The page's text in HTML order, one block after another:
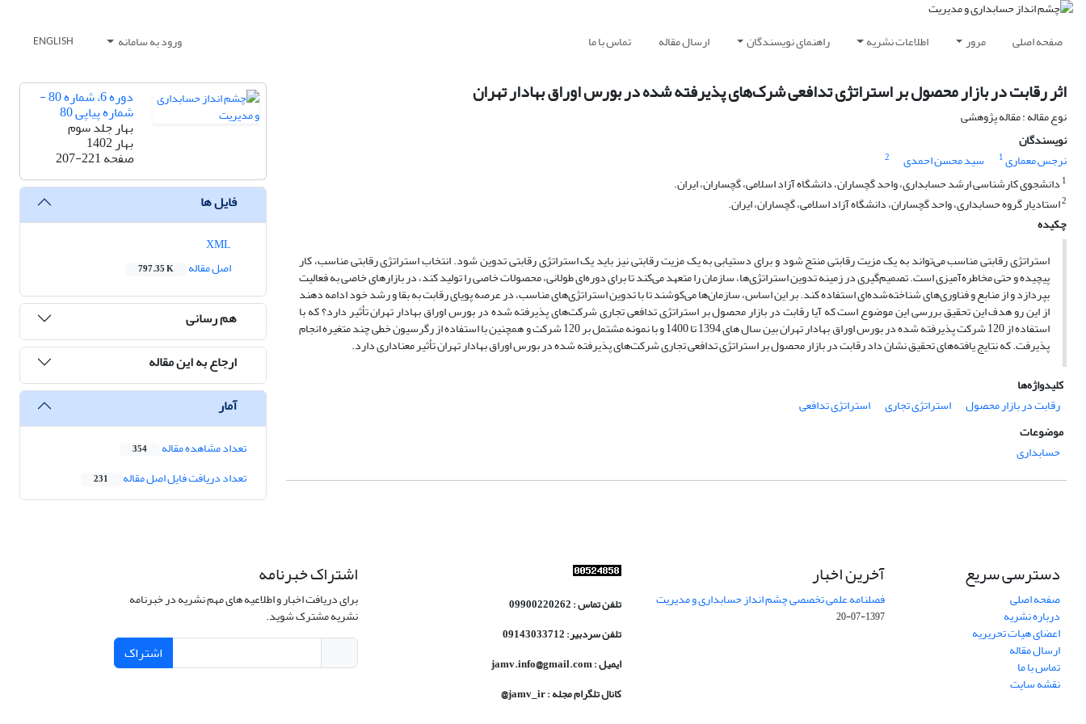
صفحه اصلی مرور اطلاعات نشریه راهنمای نویسندگان ارسال مقاله تماس با ما ورود به سامانه ENGLISH
اثر رقابت در بازار محصول بر استراتژی تدافعی شرک‌های پذیرفته شده در بورس اوراق بهادار تهران
نوع مقاله : مقاله پژوهشی
نویسندگان
نرجس معماری1 سید محسن احمدی
2
1 دانشجوی کارشناسی ارشد حسابداری، واحد گچساران، دانشگاه آزاد اسلامی، گچساران، ایران.
2استادیار گروه حسابداری، واحد گچساران، دانشگاه آزاد اسلامی، گچساران، ایران.
چکیده
استراتژی رقابتی مناسب می‌تواند به یک مزیت رقابتی منتج شود و برای دستیابی به یک مزیت رقابتی نیز باید یک استراتژی رقابتی تدوین شود. انتخاب استراتژی رقابتی مناسب، کار
پیچیده و حتی مخاطره‌آمیزی است. تصمیم‌گیری در زمینه تدوین استراتژی‌ها، سازمان را متعهد می‌کند تا برای دوره‌ای طولانی، محصولات خاصی را تولید کند، در بازارهای خاصی به فعالیت
بپردازد و از منابع و فناوری‌های شناخته‌شده‌ای استفاده کند. بر این اساس، سازمان‌ها می‌کوشند تا با تدوین استراتژی‌های مناسب، در عرصه پویای رقابت به بقا و رشد خود ادامه دهند
از این رو هدف این تحقیق بررسی این موضوع است که آیا رقابت در بازار محصول بر استراتژی تدافعی تجاری شرکت‌های پذیرفته شده در بورس اوراق بهادار تهران تأثیر دارد؟ که با
استفاده از 120 شرکت پذیرفته شده در بورس اوراق بهادار تهران بین سال های 1394 تا 1400 و با نمونه مشتمل بر 120 شرکت و همچنین با استفاده از رگرسیون خطی چند متغیره انجام
پذیرفت. که نتایج یافته‌های تحقیق نشان داد رقابت در بازار محصول بر استراتژی تدافعی تجاری شرکت‌های پذیرفته شده در بورس اوراق بهادار تهران تأثیر معناداری دارد.
کلیدواژه‌ها
رقابت در بازار محصول
استراتژی تجاری
استراتژی تدافعی
موضوعات
حسابداری
دوره 6، شماره 80 -
شماره پیاپی 80
بهار جلد سوم
بهار 1402
صفحه207-221
فایل ها
اصل مقاله
797.35 K
هم رسانی
ارجاع به این مقاله
آمار
تعداد مشاهده مقاله 354
تعداد دریافت فایل اصل مقاله 231
دسترسی سریع
صفحه اصلی
درباره نشریه
اعضای هیات تحریریه
ارسال مقاله
تماس با ما
نقشه سایت
آخرین اخبار
فصلنامه علمی تخصصی چشم انداز حسابداری و مدیریت
1397-07-20
تلفن تماس : 09900220262
تلفن سردبیر: 09143033712
ایمیل : jamv.info@gmail.com
کانال تلگرام مجله : jamv_ir@
اشتراک خبرنامه
برای دریافت اخبار و اطلاعیه های مهم نشریه در خبرنامه
نشریه مشترک شوید.
اشتراک